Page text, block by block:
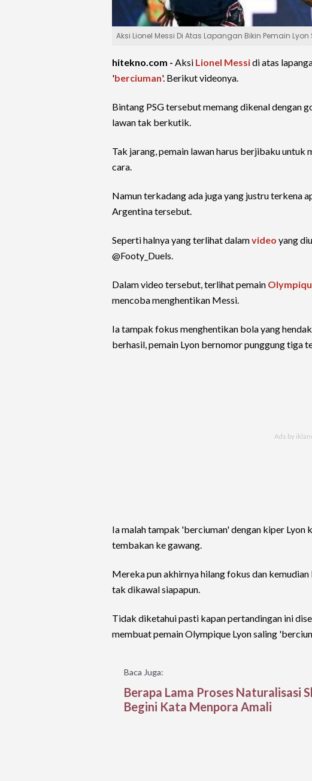
Aksi Lionel Messi Di Atas Lapangan Bikin Pemain
hitekno.com - Aksi Lionel Messidi atas
'berciuman'. Berikut videonya.
Bintang PSG tersebut memang dikenal dengan
lawan tak berkutik.
Tak jarang, pemain lawan harus berjibaku
cara.
Namun terkadang ada juga yang justru terkena
Argentina tersebut.
Seperti halnya yang terlihat dalamvideo yang
@Footy_Duels.
Dalam video tersebut, terlihat pemain
mencoba menghentikan Messi.
Ia tampak fokus menghentikan bola yang
berhasil, pemain Lyon bernomor punggung tiga
Ia malah tampak 'berciuman' dengan kiper Lyon
tembakan ke gawang.
Mereka pun akhirnya hilang fokus dan
tak dikawal siapapun.
Tidak diketahui pasti kapan pertandingan ini
membuat pemain Olympique Lyon saling
Baca Juga:
Berapa Lama Proses Naturalisasi
Begini Kata Menpora Amali